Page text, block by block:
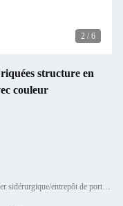
2 / 6
structure en
couleur
Détails d'emballage: entrepôt de structure en acier/atelier sidérurgique/entrepôt de porte-bagages métalliques: